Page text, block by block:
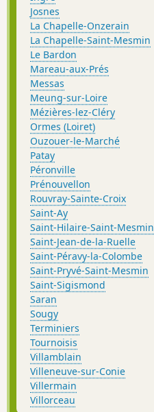
Josnes
La Chapelle-Onzerain
La Chapelle-Saint-Mesmin
Le Bardon
Mareau-aux-Prés
Messas
Meung-sur-Loire
Mézières-lez-Cléry
Ormes (Loiret)
Ouzouer-le-Marché
Patay
Péronville
Prénouvellon
Rouvray-Sainte-Croix
Saint-Ay
Saint-Hilaire-Saint-Mesmin
Saint-Jean-de-la-Ruelle
Saint-Péravy-la-Colombe
Saint-Pryvé-Saint-Mesmin
Saint-Sigismond
Saran
Sougy
Terminiers
Tournoisis
Villamblain
Villeneuve-sur-Conie
Villermain
Villorceau